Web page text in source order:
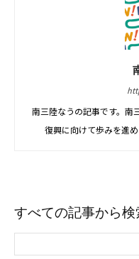
南三陸なうの記事です。南
復興に向けて歩みを進
すべての記事から検